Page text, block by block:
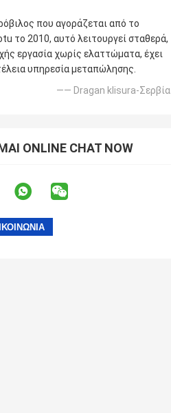
που αγοράζεται από το
το 2010, αυτό λειτουργεί σταθερά,
εργασία χωρίς ελαττώματα, έχει
υπηρεσία μεταπώλησης.
—— Dragan klisura-Σερβία
ONLINE CHAT NOW